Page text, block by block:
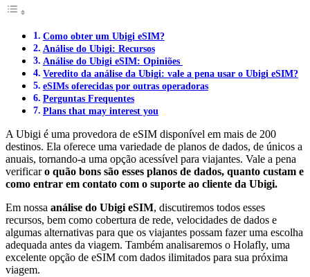
Como obter um Ubigi eSIM?
Análise do Ubigi: Recursos
Análise do Ubigi eSIM: Opiniões
Veredito da análise da Ubigi: vale a pena usar o Ubigi eSIM?
eSIMs oferecidas por outras operadoras
Perguntas Frequentes
Plans that may interest you
A Ubigi é uma provedora de eSIM disponível em mais de 200
destinos. Ela oferece uma variedade de planos de dados, de únicos a
anuais, tornando-a uma opção acessível para viajantes. Vale a pena
verificaro quão bons são esses planos de dados, quanto custam e
como entrar em contato com o suporte ao cliente da Ubigi.
Em nossa análise do Ubigi eSIM, discutiremos todos esses
recursos, bem como cobertura de rede, velocidades de dados e
algumas alternativas para que os viajantes possam fazer uma escolha
adequada antes da viagem. Também analisaremos o Holafly, uma
excelente opção de eSIM com dados ilimitados para sua próxima
viagem.